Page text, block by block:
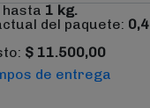
hasta 1 kg.
del paquete:
$ 11.500,00
de entrega